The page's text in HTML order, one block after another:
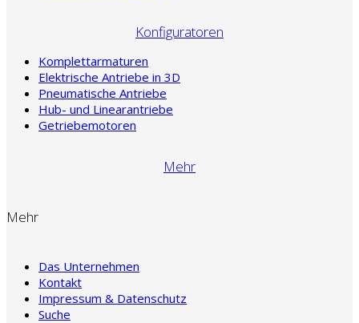
Konfiguratoren
Komplettarmaturen
Elektrische Antriebe in 3D
Pneumatische Antriebe
Hub- und Linearantriebe
Getriebemotoren
Mehr
Mehr
Das Unternehmen
Kontakt
Impressum & Datenschutz
Suche